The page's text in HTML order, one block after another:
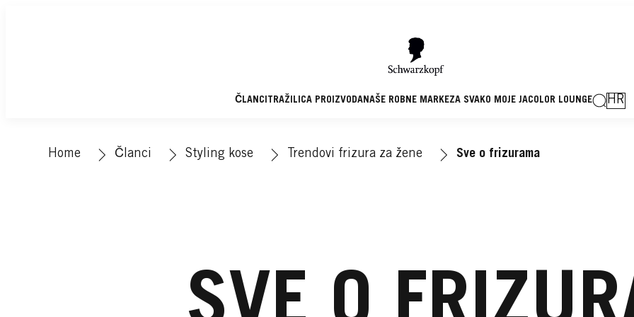
ČLANCI TRAŽILICA PROIZVODANAŠE ROBNE MARKEZA SVAKO MOJE JACOLOR LOUNGE HR
Home Članci Styling kose Trendovi frizura za žene Sve o frizurama